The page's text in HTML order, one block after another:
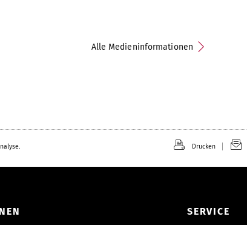
Alle Medieninformationen
Drucken
SERVICE